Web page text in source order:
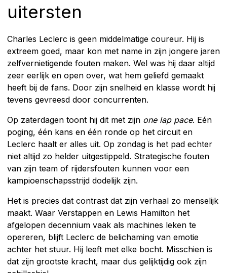
uitersten
Charles Leclerc is geen middelmatige coureur. Hij is
extreem goed, maar kon met name in zijn jongere jaren
zelfvernietigende fouten maken. Wel was hij daar altijd
zeer eerlijk en open over, wat hem geliefd gemaakt
heeft bij de fans. Door zijn snelheid en klasse wordt hij
tevens gevreesd door concurrenten.
Op zaterdagen toont hij dit met zijn one lap pace. Eén
poging, één kans en één ronde op het circuit en
Leclerc haalt er alles uit. Op zondag is het pad echter
niet altijd zo helder uitgestippeld. Strategische fouten
van zijn team of rijdersfouten kunnen voor een
kampioenschapsstrijd dodelijk zijn.
Het is precies dat contrast dat zijn verhaal zo menselijk
maakt. Waar Verstappen en Lewis Hamilton het
afgelopen decennium vaak als machines leken te
opereren, blijft Leclerc de belichaming van emotie
achter het stuur. Hij leeft met elke bocht. Misschien is
dat zijn grootste kracht, maar dus gelijktijdig ook zijn